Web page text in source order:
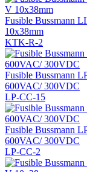
Fusible Bussmann
10x38mm
KTK-R-2
Fusible Bussmann
600VAC/ 300VDC
LP-CC-15
Fusible Bussmann
600VAC/ 300VDC
LP-CC-2